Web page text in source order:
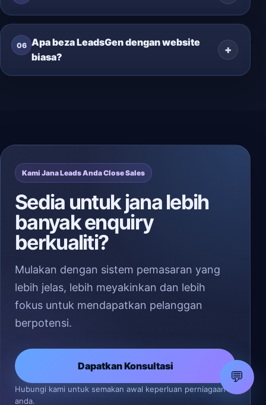
06 Apa beza LeadsGen dengan website
biasa?
Kami Jana Leads Anda Close Sales
Sedia untuk jana lebih
banyak enquiry
berkualiti?
Mulakan dengan sistem pemasaran yang
lebih jelas, lebih meyakinkan dan lebih
fokus untuk mendapatkan pelanggan
berpotensi.
Dapatkan Konsultasi
Hubungi kami untuk semakan awal keperluan perniagaan
anda.
💬